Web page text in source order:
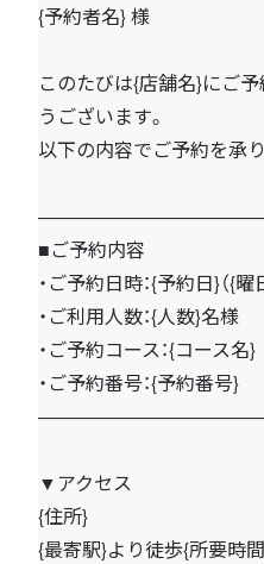
{予約者名} 様
このたびは{店舗名}にご
うございます。
以下の内容でご予約を承り
■ご予約内容
・ご予約日時：{予約日}（{
・ご利用人数：{人数}名様
・ご予約コース：{コース名}
・ご予約番号：{予約番号}
▼アクセス
{住所}
{最寄駅}より徒歩{所要時